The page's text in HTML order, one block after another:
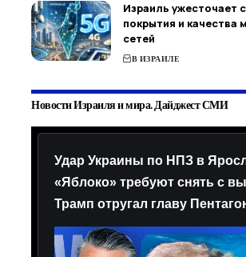
Израиль ужесточает
покрытия и качества
сетей
В ИЗРАИЛЕ
Новости Израиля и мира. Дайджест СМИ